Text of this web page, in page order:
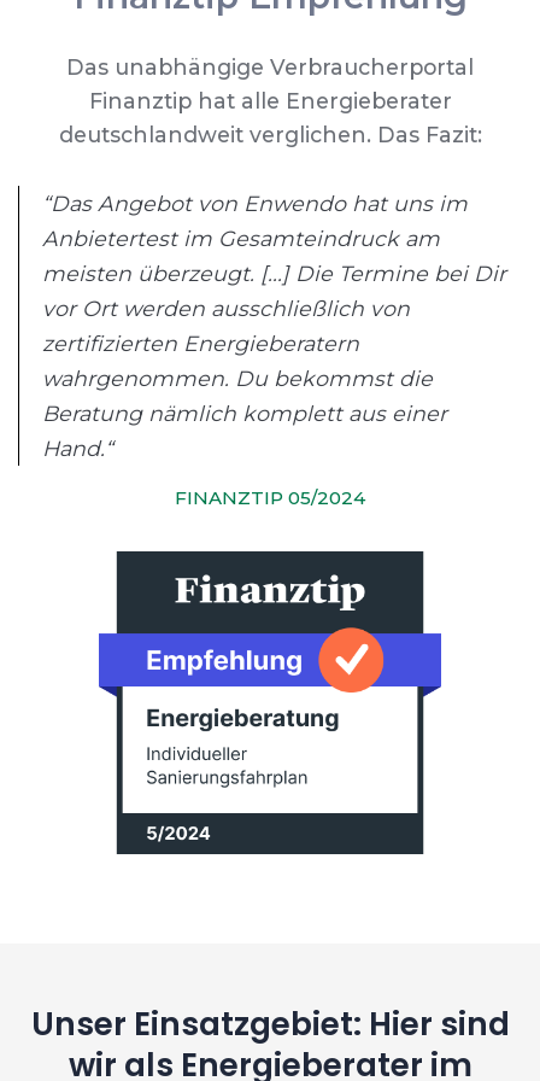
Das unabhängige Verbraucherportal
Finanztip hat alle Energieberater
deutschlandweit verglichen. Das Fazit:
“Das Angebot von Enwendo hat uns im
Anbietertest im Gesamteindruck am
meisten überzeugt. [...] Die Termine bei Dir
vor Ort werden ausschließlich von
zertifizierten Energieberatern
wahrgenommen. Du bekommst die
Beratung nämlich komplett aus einer
Hand.“
FINANZTIP 05/2024
Unser Einsatzgebiet: Hier sind
wir als Energieberater im